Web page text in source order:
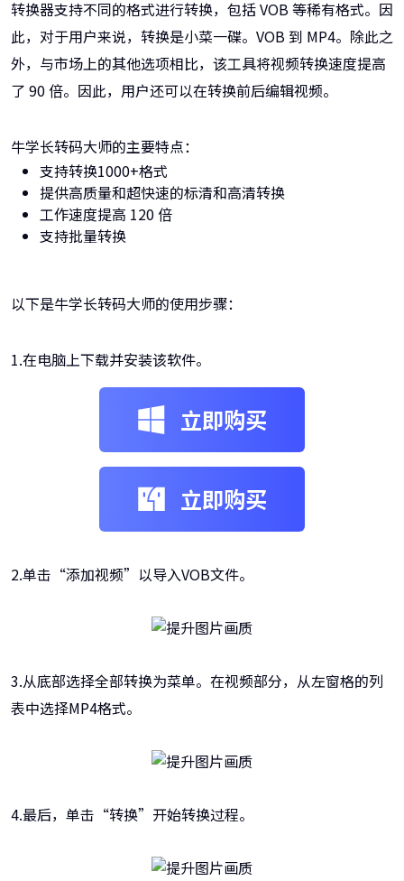
转换器支持不同的格式进行转换，包括 VOB 等稀有格式。因
此，对于用户来说，转换是小菜一碟。VOB 到 MP4。除此之
外，与市场上的其他选项相比，该工具将视频转换速度提高
了 90 倍。因此，用户还可以在转换前后编辑视频。
牛学长转码大师的主要特点：
支持转换1000+格式
提供高质量和超快速的标清和高清转换
工作速度提高 120 倍
支持批量转换
以下是牛学长转码大师的使用步骤：
1.在电脑上下载并安装该软件。
立即购买
立即购买
2.单击“添加视频”以导入VOB文件。
3.从底部选择全部转换为菜单。在视频部分，从左窗格的列
表中选择MP4格式。
4.最后，单击“转换”开始转换过程。